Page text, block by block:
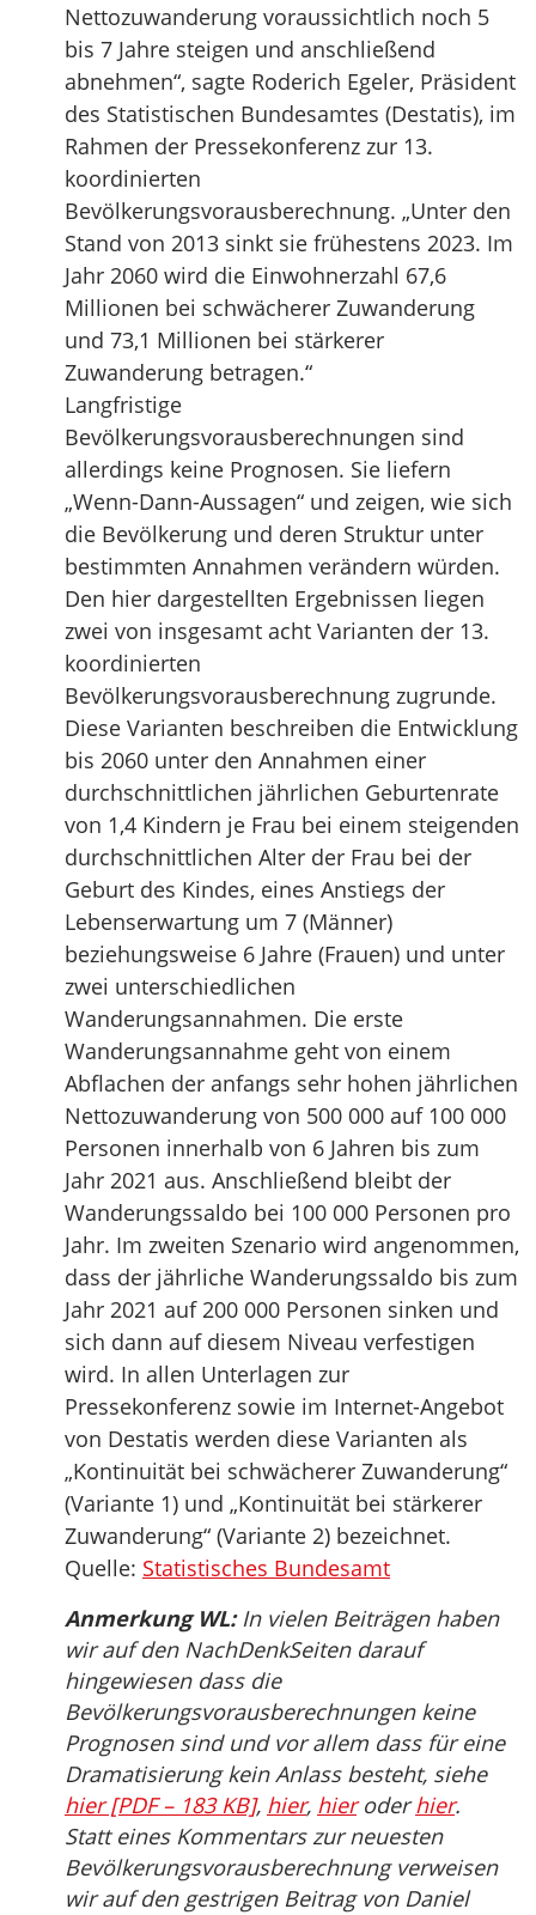
Nettozuwanderung voraussichtlich noch 5
bis 7 Jahre steigen und anschließend
abnehmen“, sagte Roderich Egeler, Präsident
des Statistischen Bundesamtes (Destatis), im
Rahmen der Pressekonferenz zur 13.
koordinierten
Bevölkerungsvorausberechnung. „Unter den
Stand von 2013 sinkt sie frühestens 2023. Im
Jahr 2060 wird die Einwohnerzahl 67,6
Millionen bei schwächerer Zuwanderung
und 73,1 Millionen bei stärkerer
Zuwanderung betragen.“
Langfristige
Bevölkerungsvorausberechnungen sind
allerdings keine Prognosen. Sie liefern
„Wenn-Dann-Aussagen“ und zeigen, wie sich
die Bevölkerung und deren Struktur unter
bestimmten Annahmen verändern würden.
Den hier dargestellten Ergebnissen liegen
zwei von insgesamt acht Varianten der 13.
koordinierten
Bevölkerungsvorausberechnung zugrunde.
Diese Varianten beschreiben die Entwicklung
bis 2060 unter den Annahmen einer
durchschnittlichen jährlichen Geburtenrate
von 1,4 Kindern je Frau bei einem steigenden
durchschnittlichen Alter der Frau bei der
Geburt des Kindes, eines Anstiegs der
Lebenserwartung um 7 (Männer)
beziehungsweise 6 Jahre (Frauen) und unter
zwei unterschiedlichen
Wanderungsannahmen. Die erste
Wanderungsannahme geht von einem
Abflachen der anfangs sehr hohen jährlichen
Nettozuwanderung von 500 000 auf 100 000
Personen innerhalb von 6 Jahren bis zum
Jahr 2021 aus. Anschließend bleibt der
Wanderungssaldo bei 100 000 Personen pro
Jahr. Im zweiten Szenario wird angenommen,
dass der jährliche Wanderungssaldo bis zum
Jahr 2021 auf 200 000 Personen sinken und
sich dann auf diesem Niveau verfestigen
wird. In allen Unterlagen zur
Pressekonferenz sowie im Internet-Angebot
von Destatis werden diese Varianten als
„Kontinuität bei schwächerer Zuwanderung“
(Variante 1) und „Kontinuität bei stärkerer
Zuwanderung“ (Variante 2) bezeichnet.
Quelle: Statistisches Bundesamt
Anmerkung WL:In vielen Beiträgen haben
wir auf den NachDenkSeiten darauf
hingewiesen dass die
Bevölkerungsvorausberechnungen keine
Prognosen sind und vor allem dass für eine
Dramatisierung kein Anlass besteht, siehe
hier [PDF – 183 KB], hier, hieroderhier.
Statt eines Kommentars zur neuesten
Bevölkerungsvorausberechnung verweisen
wir auf den gestrigen Beitrag von Daniel